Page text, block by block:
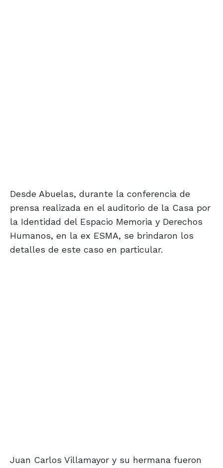
Desde Abuelas, durante la conferencia de
prensa realizada en el auditorio de la Casa por
la Identidad del Espacio Memoria y Derechos
Humanos, en la ex ESMA, se brindaron los
detalles de este caso en particular.
Juan Carlos Villamayor y su hermana fueron